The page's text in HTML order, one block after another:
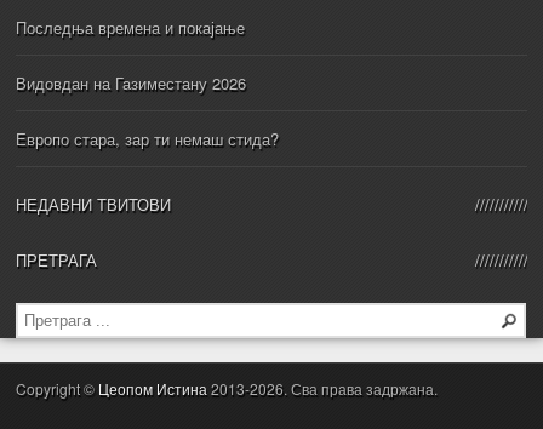
Последња времена и покајање
Видовдан на Газиместану 2026
Европо стара, зар ти немаш стида?
НЕДАВНИ ТВИТОВИ
ПРЕТРАГА
Copyright © Цеопом Истина2013-2026. Сва права задржана.